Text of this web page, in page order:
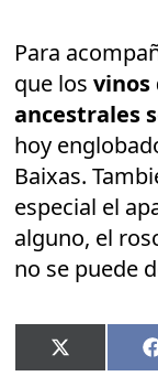
Para
que losvinos
ancestrales
hoy
Baixas.
especial el
alguno, el
no se puede
Compartir
en
X
(Twitter)